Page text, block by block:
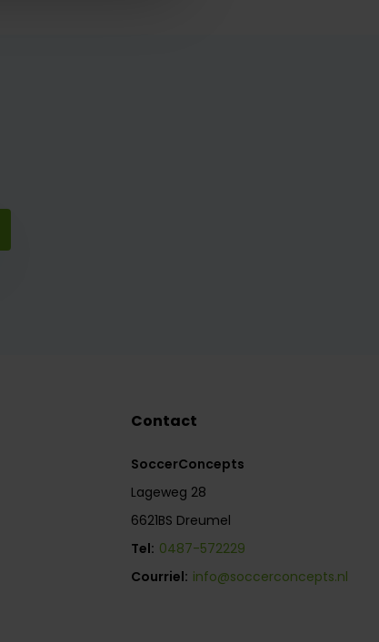
Contact
SoccerConcepts
Lageweg 28
6621BS Dreumel
Tel: 0487-572229
Courriel: info@soccerconcepts.nl